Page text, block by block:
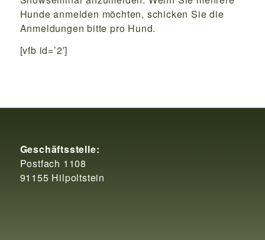
Hunde anmelden möchten, schicken Sie die
Anmeldungen bitte pro Hund.
[vfb id=’2′]
Geschäftsstelle:
Postfach 1108
91155 Hilpoltstein